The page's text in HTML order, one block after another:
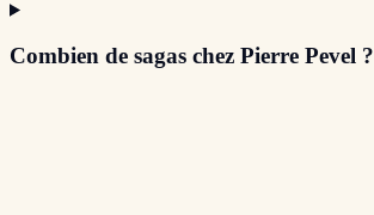
Combien de sagas chez Pierre Pevel ?